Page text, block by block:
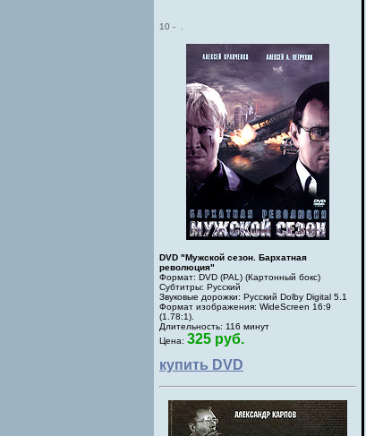
10 -
DVD "Мужской сезон. Бархатная
революция"
Формат: DVD (PAL) (Картонный бокс)
Субтитры: Русский
Звуковые дорожки: Русский Dolby Digital 5.1
Формат изображения: WideScreen 16:9
(1.78:1).
Длительность: 116 минут
Цена: 325 руб.
купить DVD